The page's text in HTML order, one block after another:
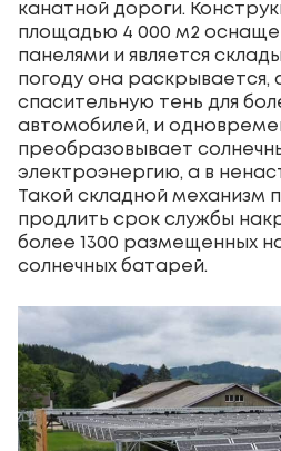
канатной дороги.
площадью 4 000 м2
панелями и является
погоду она раскрывается,
спасительную тень для
автомобилей, и
преобразовывает
электроэнергию, а в
Такой складной механизм
продлить срок службы
более 1300 размещенных
солнечных батарей.